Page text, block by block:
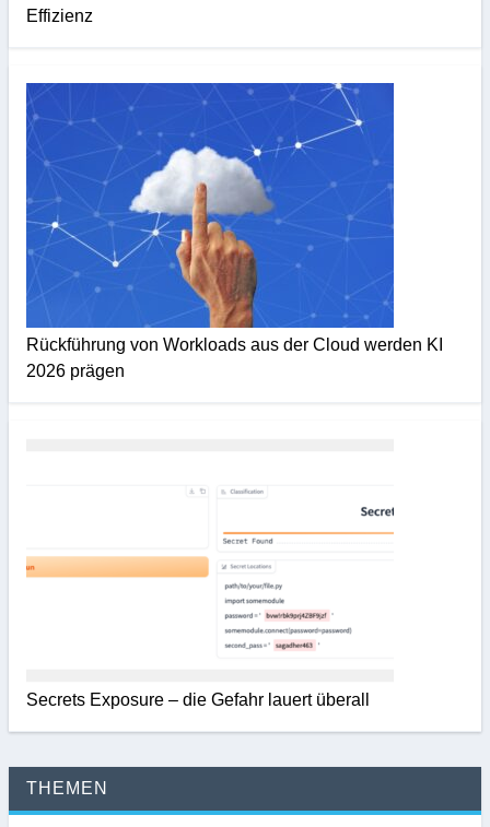
Effizienz
Rückführung von Workloads aus der Cloud werden KI
2026 prägen
Secrets Exposure – die Gefahr lauert überall
THEMEN